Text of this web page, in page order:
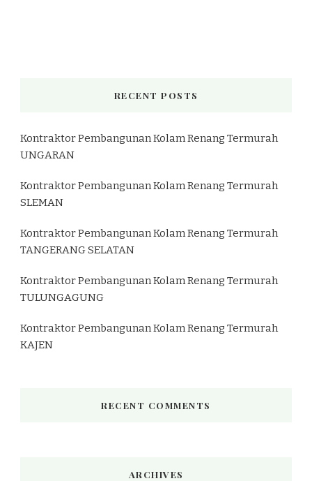
RECENT POSTS
Kontraktor Pembangunan Kolam Renang Termurah
UNGARAN
Kontraktor Pembangunan Kolam Renang Termurah
SLEMAN
Kontraktor Pembangunan Kolam Renang Termurah
TANGERANG SELATAN
Kontraktor Pembangunan Kolam Renang Termurah
TULUNGAGUNG
Kontraktor Pembangunan Kolam Renang Termurah
KAJEN
RECENT COMMENTS
ARCHIVES